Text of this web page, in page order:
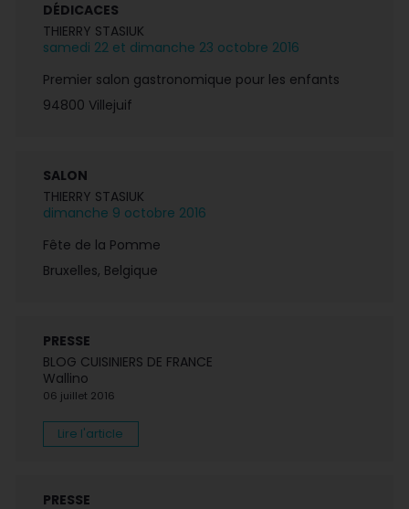
DÉDICACES
THIERRY STASIUK
samedi 22 et dimanche 23 octobre 2016
Premier salon gastronomique pour les enfants
94800 Villejuif
SALON
THIERRY STASIUK
dimanche 9 octobre 2016
Fête de la Pomme
Bruxelles, Belgique
PRESSE
BLOG CUISINIERS DE FRANCE
Wallino
06 juillet 2016
Lire l'article
PRESSE